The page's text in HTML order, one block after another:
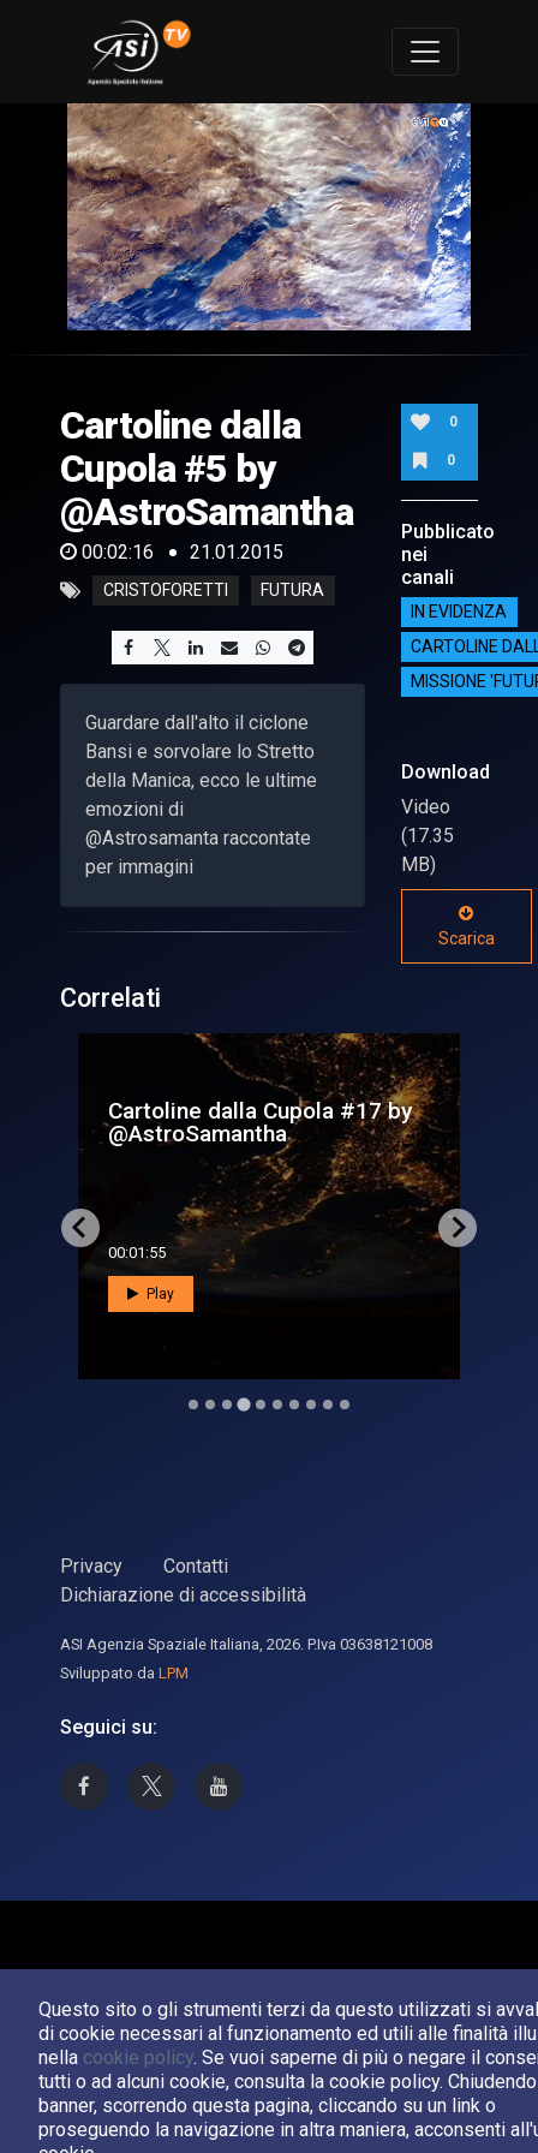
Questo sito o gli strumenti terzi da questo utilizzati si
di cookie necessari al funzionamento ed utili alle finalità
nella cookie policy. Se vuoi saperne di più o negare il
tutti o ad alcuni cookie, consulta la cookie policy.
banner, scorrendo questa pagina, cliccando su un link o
proseguendo la navigazione in altra maniera, acconsenti
of
16
seconds
Cartoline dalla
Cupola #5 by
@AstroSamantha
00:02:16 21.01.2015
CRISTOFORETTI FUTURA
Guardare dall'alto il ciclone
Bansi e sorvolare lo Stretto
della Manica, ecco le ultime
emozioni di
@Astrosamanta raccontate
per immagini
0
0
Pubblicato
nei
canali
IN EVIDENZA
CARTOLINE
MISSIONE
Download
Video
(17.35
MB)
Scarica
Correlati
Cartoline dalla Cupola #6 by
@AstroSamantha
00:02:45
Play
Privacy
Contatti
Dichiarazione di accessibilità
ASI Agenzia Spaziale Italiana, 2026. P.Iva 03638121008
Sviluppato da LPM
Seguici su:
Asi su Facebook
Asi su XCanale Asi su YouTube